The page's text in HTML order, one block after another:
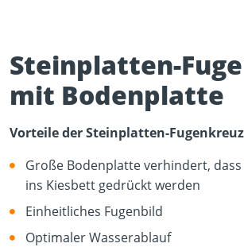
Steinplatten-
mit Bodenplatte
Vorteile der Steinplatten-
Große Bodenplatte verhindert, dass
ins Kiesbett gedrückt werden
Einheitliches Fugenbild
Optimaler Wasserablauf